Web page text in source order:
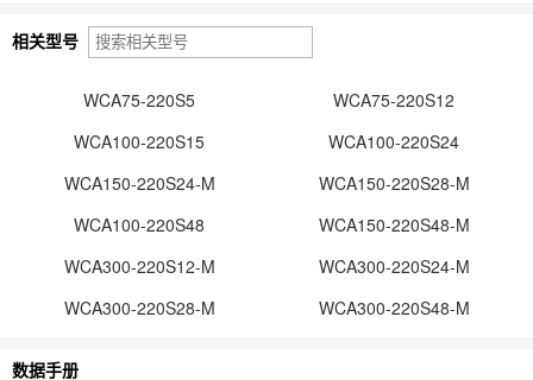
相关型号
WCA75-220S5
WCA75-220S12
WCA100-220S15
WCA100-220S24
WCA150-220S24-M
WCA150-220S28-M
WCA100-220S48
WCA150-220S48-M
WCA300-220S12-M
WCA300-220S24-M
WCA300-220S28-M
WCA300-220S48-M
数据手册